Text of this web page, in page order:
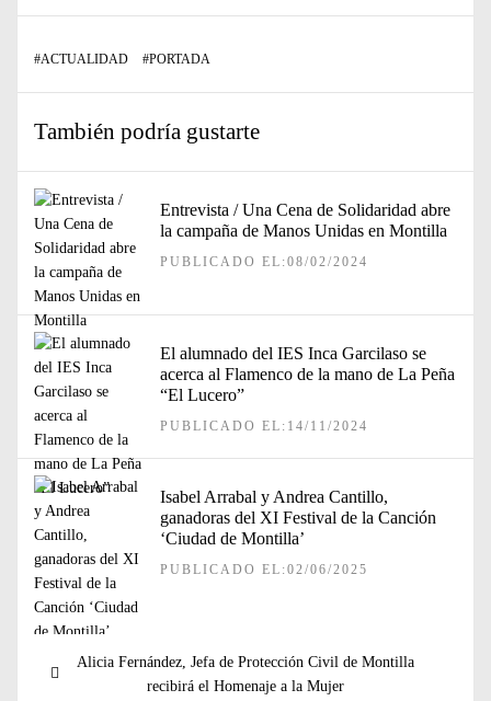
#ACTUALIDAD #PORTADA
También podría gustarte
Entrevista / Una Cena de Solidaridad abre
la campaña de Manos Unidas en Montilla
PUBLICADO EL:08/02/2024
El alumnado del IES Inca Garcilaso se
acerca al Flamenco de la mano de La Peña
“El Lucero”
PUBLICADO EL:14/11/2024
Isabel Arrabal y Andrea Cantillo,
ganadoras del XI Festival de la Canción
‘Ciudad de Montilla’
PUBLICADO EL:02/06/2025
de
Entrada
Alicia Fernández, Jefa de Protección Civil de Montilla
recibirá el Homenaje a la Mujer